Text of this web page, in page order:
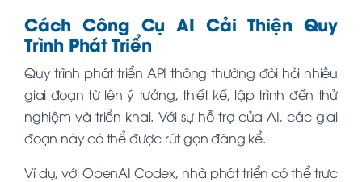
Cách Công Cụ AI Cải Thiện Quy
Trình Phát Triển
Quy trình phát triển API thông thường đòi hỏi nhiều
giai đoạn từ lên ý tưởng, thiết kế, lập trình đến thử
nghiệm và triển khai. Với sự hỗ trợ của AI, các giai
đoạn này có thể được rút gọn đáng kể.
Ví dụ, với OpenAI Codex, nhà phát triển có thể trực